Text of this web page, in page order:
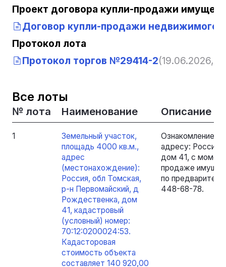
Проект договора купли-продажи
Договор купли-продажи недвижимого
Протокол лота
Протокол торгов №29414-2(19.06.2026,
Все лоты
№ лота Наименование Описание
1
Земельный участок,
площадь 4000 кв.м.,
адрес
(местонахождение):
Россия, обл Томская,
р-н Первомайский, д
Рождественка, дом
41, кадастровый
(условный) номер:
70:12:0200024:53.
Кадасторовая
стоимость объекта
составляет 140 920,00
Ознакомление с
адресу: Россия,
дом 41, с
продаже
по
448-68-78.